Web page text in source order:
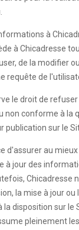
à
à Chicadresse
de la modifier
requête de
le droit de
non conforme à la
publication sur le
d'assurer au
à jour des
Chicadresse
la mise à jour
disposition sur le
pleinement